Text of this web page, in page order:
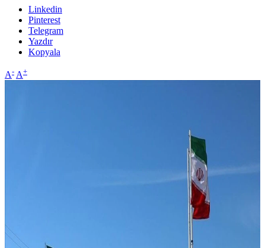
Linkedin
Pinterest
Telegram
Yazdır
Kopyala
A- A+